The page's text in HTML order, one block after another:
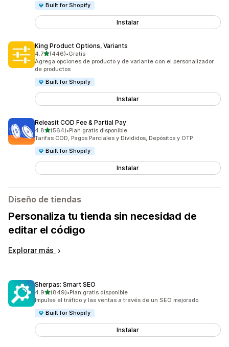
Built for Shopify
Instalar
King Product Options, Variants
4.7de 5 estrellas
(446)
446 reseñas en total
•Gratis
Agrega opciones de producto y de variante con el personalizador
de productos
Built for Shopify
Instalar
Releasit COD Fee & Partial Pay
4.8de 5 estrellas
(564)
564 reseñas en total
•Plan gratis disponible
Tarifas COD, Pagos Parciales y Divididos, Depósitos y OTP
Built for Shopify
Instalar
Diseño de tiendas
Personaliza tu tienda sin necesidad de
editar el código
Explorar más
Sherpas: Smart SEO
4.9de 5 estrellas
(849)
849 reseñas en total
•Plan gratis disponible
Impulse el tráfico y las ventas a través de un SEO mejorado.
Built for Shopify
Instalar